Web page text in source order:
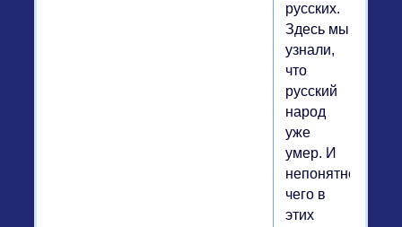
русских.
Здесь мы
узнали,
что
русский
народ
уже
умер. И
непонятно,
чего в
этих